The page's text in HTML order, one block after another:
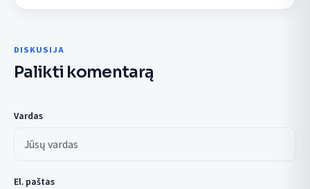
DISKUSIJA
Palikti komentarą
Vardas
El. paštas